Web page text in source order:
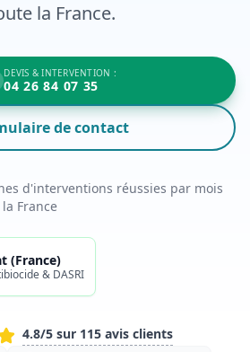
la France.
DEVIS & INTERVENTION :
04 26 84 07 35
de contact
d'interventions réussies par mois
France
(France)
& DASRI
4.8/5 sur 115 avis clients